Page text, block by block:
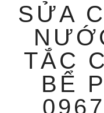
SỬA
TẮC
BỂ